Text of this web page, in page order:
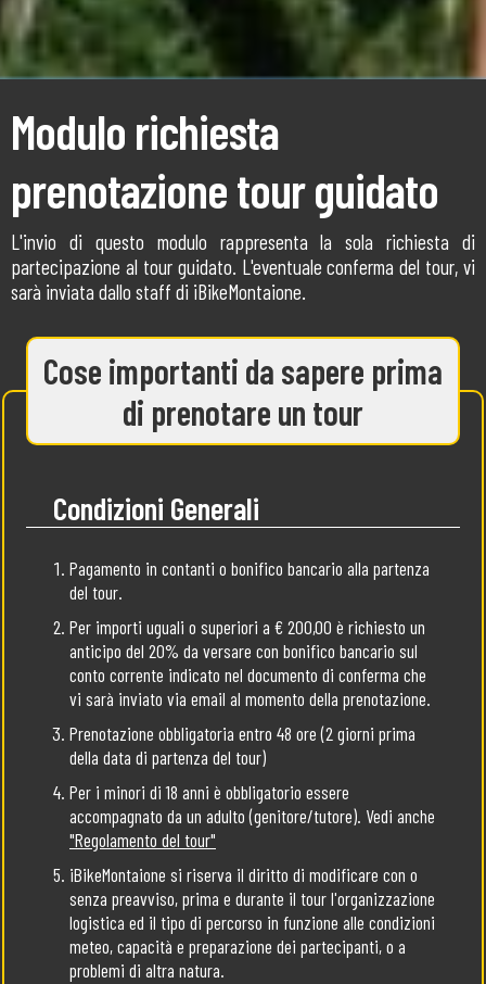
Modulo richiesta
prenotazione tour guidato
L'invio di questo modulo rappresenta la sola richiesta di
partecipazione al tour guidato. L'eventuale conferma del tour, vi
sarà inviata dallo staff di iBikeMontaione.
Cose importanti da sapere prima
di prenotare un tour
Condizioni Generali
Pagamento in contanti o bonifico bancario alla partenza
del tour.
Per importi uguali o superiori a € 200,00 è richiesto un
anticipo del 20% da versare con bonifico bancario sul
conto corrente indicato nel documento di conferma che
vi sarà inviato via email al momento della prenotazione.
Prenotazione obbligatoria entro 48 ore (2 giorni prima
della data di partenza del tour)
Per i minori di 18 anni è obbligatorio essere
accompagnato da un adulto (genitore/tutore). Vedi anche
"Regolamento del tour"
iBikeMontaione si riserva il diritto di modificare con o
senza preavviso, prima e durante il tour l'organizzazione
logistica ed il tipo di percorso in funzione alle condizioni
meteo, capacità e preparazione dei partecipanti, o a
problemi di altra natura.